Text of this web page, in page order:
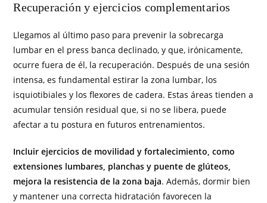
Recuperación y ejercicios complementarios
Llegamos al último paso para prevenir la sobrecarga
lumbar en el press banca declinado, y que, irónicamente,
ocurre fuera de él, la recuperación. Después de una sesión
intensa, es fundamental estirar la zona lumbar, los
isquiotibiales y los flexores de cadera. Estas áreas tienden a
acumular tensión residual que, si no se libera, puede
afectar a tu postura en futuros entrenamientos.
Incluir ejercicios de movilidad y fortalecimiento, como
extensiones lumbares, planchas y puente de glúteos,
mejora la resistencia de la zona baja. Además, dormir bien
y mantener una correcta hidratación favorecen la